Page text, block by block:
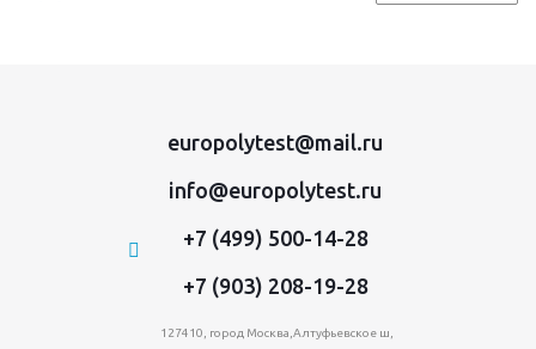
europolytest@mail.ru
info@europolytest.ru
+7 (499) 500-14-28
+7 (903) 208-19-28
127410, город Москва,Алтуфьевское ш,